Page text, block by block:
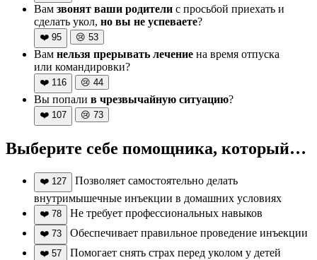
Вам звонят ваши родители с просьбой приехать и
сделать укол, но вы не успеваете?
❤️ 95 😢 53
Вам нельзя прерывать лечение на время отпуска
или командировки?
❤️ 116 😢 44
Вы попали в чрезвычайную ситуацию?
❤️ 107 😢 73
Выберите себе помощника, который…
❤️ 127
Позволяет самостоятельно делать
внутримышечные инъекции в домашних условиях
❤️ 78 Не требует профессиональных навыков
❤️ 73 Обеспечивает правильное проведение инъекции
❤️ 57 Помогает снять страх перед уколом у детей